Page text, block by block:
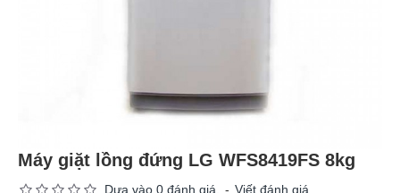
Máy giặt lồng đứng LG WFS8419FS 8kg
Dựa vào 0 đánh giá. - Viết đánh giá